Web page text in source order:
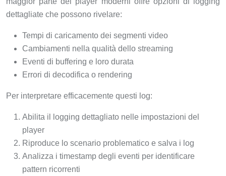
dettagliate che possono rivelare:
Tempi di caricamento dei segmenti video
Cambiamenti nella qualità dello streaming
Eventi di buffering e loro durata
Errori di decodifica o rendering
Per interpretare efficacemente questi log:
Abilita il logging dettagliato nelle impostazioni del
player
Riproduce lo scenario problematico e salva i log
Analizza i timestamp degli eventi per identificare
pattern ricorrenti